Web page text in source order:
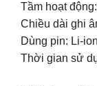
Tầm hoạt
Chiều dài ghi
Dùng pin: Li-
Thời gian sử